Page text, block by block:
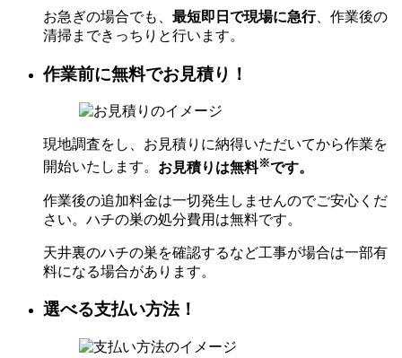
お急ぎの場合でも、 最短即日で現場に急行、作業後の
清掃まできっちりと行います。
作業前に無料でお見積り！
現地調査をし、お見積りに納得いただいてから作業を
開始いたします。 お見積りは無料※です。
作業後の追加料金は一切発生しませんのでご安心くだ
さい。ハチの巣の処分費用は無料です。
天井裏のハチの巣を確認するなど工事が場合は一部有
料になる場合があります。
選べる支払い方法！